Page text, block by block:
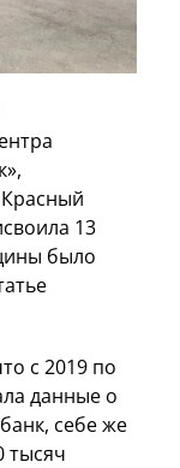
13
было
с 2019 по
данные о
себе же
тысяч